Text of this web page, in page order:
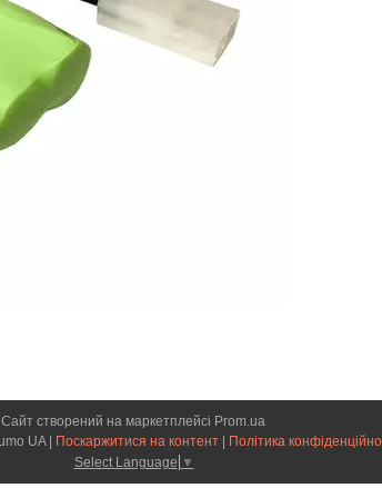
Сайт створений на маркетплейсі Prom.ua
Поскаржитися на контент
Політика
Select Language ▼